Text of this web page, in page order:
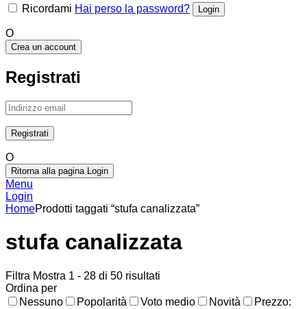
Ricordami Hai perso la password?
O
Crea un account
Registrati
O
Ritorna alla pagina Login
Menu
Login
HomeProdotti taggati “stufa canalizzata”
stufa canalizzata
Filtra Mostra 1 - 28 di 50 risultati
Ordina per
Nessuno
Popolarità Voto medio Novità
Prezzo: